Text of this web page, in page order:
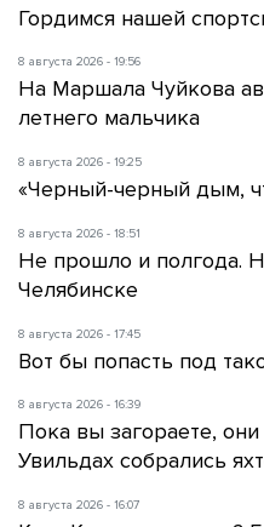
Гордимся нашей
8 августа 2026 - 19:56
На Маршала Чуйкова
летнего мальчика
8 августа 2026 - 19:25
«Черный-черный дым,
8 августа 2026 - 18:51
Не прошло и полгода.
Челябинске
8 августа 2026 - 17:45
Вот бы попасть под
8 августа 2026 - 16:39
Пока вы загораете,
Увильдах собрались
8 августа 2026 - 16:07